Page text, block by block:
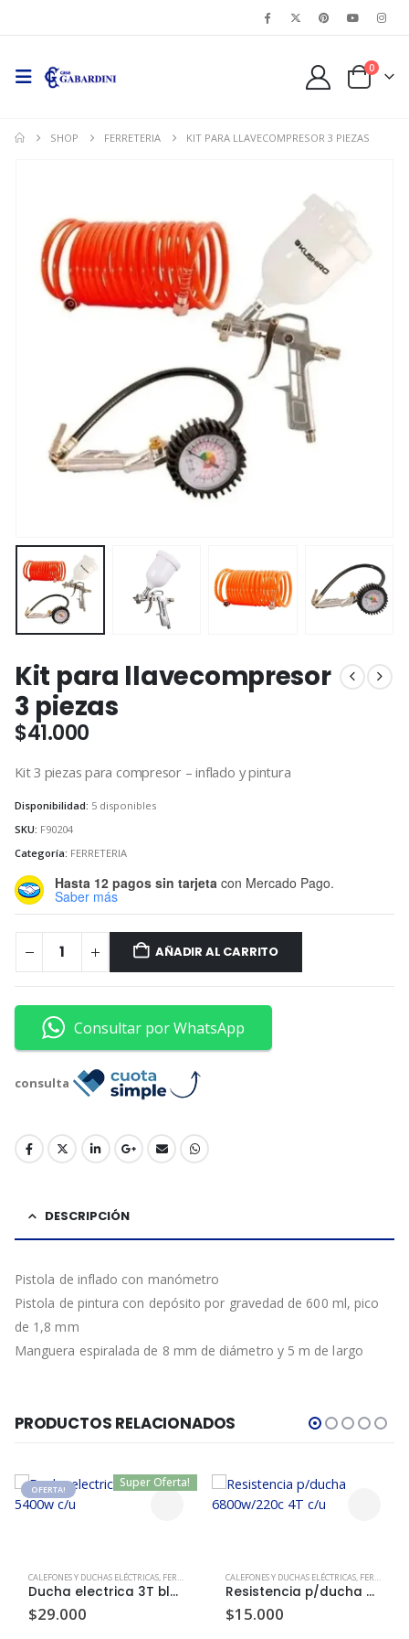
0
SHOP FERRETERIA KIT PARA LLAVECOMPRESOR 3 PIEZAS
Kit para llavecompresor
3 piezas
$41.000
Kit 3 piezas para compresor – inflado y pintura
Disponibilidad: 5 disponibles
SKU: F90204
Categoría: FERRETERIA
Hasta 12 pagos sin tarjeta con Mercado Pago.
Saber más
AÑADIR AL CARRITO
Consultar por WhatsApp
consulta
DESCRIPCIÓN
Pistola de inflado con manómetro
Pistola de pintura con depósito por gravedad de 600 ml, pico
de 1,8 mm
Manguera espiralada de 8 mm de diámetro y 5 m de largo
PRODUCTOS RELACIONADOS
OFERTA! Super Oferta!
CALEFONES Y DUCHAS ELÉCTRICAS, FERRETERIA SUPER-OFERTAS
Ducha electrica 3T blanco 5400w c/u
$29.000
CALEFONES Y DUCHAS ELÉCTRICAS, FERRETERIA
Resistencia p/ducha 6800w/220c 4T c/u
$15.000